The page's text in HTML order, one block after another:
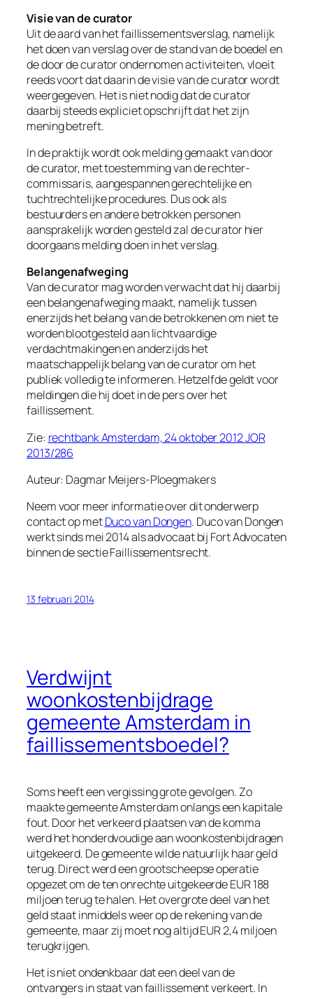
Visie van de curator
Uit de aard van het faillissementsverslag, namelijk
het doen van verslag over de stand van de boedel en
de door de curator ondernomen activiteiten, vloeit
reeds voort dat daarin de visie van de curator wordt
weergegeven. Het is niet nodig dat de curator
daarbij steeds expliciet opschrijft dat het zijn
mening betreft.
In de praktijk wordt ook melding gemaakt van door
de curator, met toestemming van de rechter-
commissaris, aangespannen gerechtelijke en
tuchtrechtelijke procedures. Dus ook als
bestuurders en andere betrokken personen
aansprakelijk worden gesteld zal de curator hier
doorgaans melding doen in het verslag.
Belangenafweging
Van de curator mag worden verwacht dat hij daarbij
een belangenafweging maakt, namelijk tussen
enerzijds het belang van de betrokkenen om niet te
worden blootgesteld aan lichtvaardige
verdachtmakingen en anderzijds het
maatschappelijk belang van de curator om het
publiek volledig te informeren. Hetzelfde geldt voor
meldingen die hij doet in de pers over het
faillissement.
Zie: rechtbank Amsterdam, 24 oktober 2012 JOR
2013/286
Auteur: Dagmar Meijers-Ploegmakers
Neem voor meer informatie over dit onderwerp
contact op metDuco van Dongen. Duco van Dongen
werkt sinds mei 2014 als advocaat bij Fort Advocaten
binnen de sectie Faillissementsrecht.
13 februari 2014
Verdwijnt
woonkostenbijdrage
gemeente Amsterdam in
faillissementsboedel?
Soms heeft een vergissing grote gevolgen. Zo
maakte gemeente Amsterdam onlangs een kapitale
fout. Door het verkeerd plaatsen van de komma
werd het honderdvoudige aan woonkostenbijdragen
uitgekeerd. De gemeente wilde natuurlijk haar geld
terug. Direct werd een grootscheepse operatie
opgezet om de ten onrechte uitgekeerde EUR 188
miljoen terug te halen. Het overgrote deel van het
geld staat inmiddels weer op de rekening van de
gemeente, maar zij moet nog altijd EUR 2,4 miljoen
terugkrijgen.
Het is niet ondenkbaar dat een deel van de
ontvangers in staat van faillissement verkeert. In